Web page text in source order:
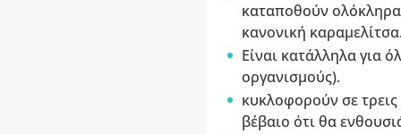
καταποθούν
κανονική καραμελίτσα.
Είναι κατάλληλα για
οργανισμούς).
κυκλοφορούν σε τρεις
βέβαιο ότι θα